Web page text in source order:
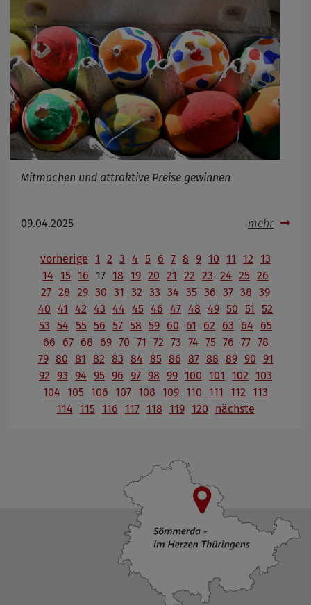
Mitmachen und attraktive Preise gewinnen
09.04.2025 mehr
vorherige 1 2 3 4 5 6 7 8 9 10 11 12 13
14 15 16 17 18 19 20 21 22 23 24 25 26
27 28 29 30 31 32 33 34 35 36 37 38 39
40 41 42 43 44 45 46 47 48 49 50 51
52
53 54 55 56 57 58 59 60 61 62 63 64
65
66
67 68 69 70 71 72 73 74 75 76 77 78
79 80 81 82 83 84 85 86 87 88 89 90 91
92 93 94 95 96 97 98 99 100 101 102 103
104 105 106 107 108 109 110 111 112 113
114 115 116 117 118 119 120 nächste